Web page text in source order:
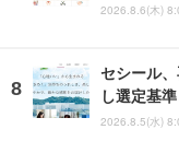
2026.8.6(木)
セシール
し選定基
2026.8.5(水)